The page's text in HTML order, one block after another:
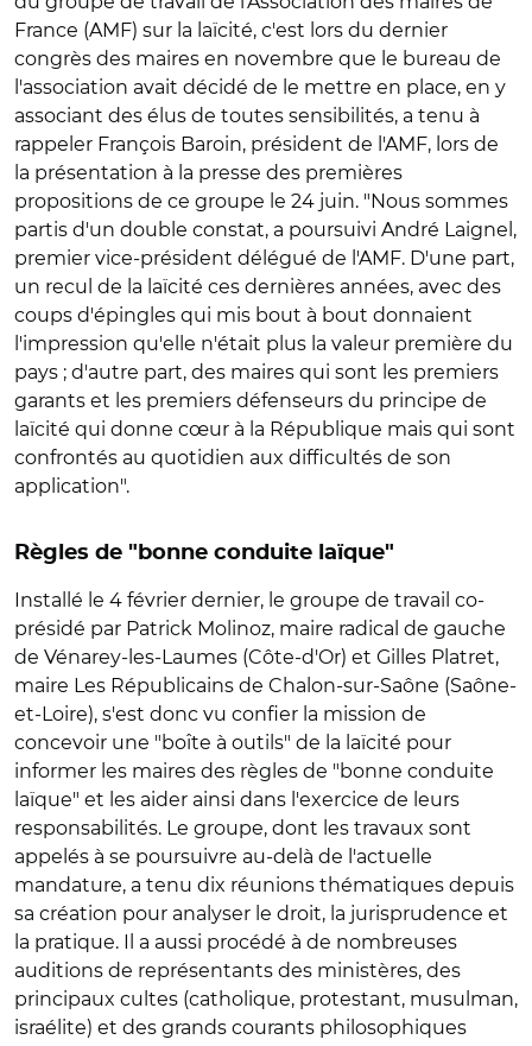
France (AMF) sur la laïcité, c'est lors du dernier
congrès des maires en novembre que le bureau de
l'association avait décidé de le mettre en place, en y
associant des élus de toutes sensibilités, a tenu à
rappeler François Baroin, président de l'AMF, lors de
la présentation à la presse des premières
propositions de ce groupe le 24 juin. "Nous sommes
partis d'un double constat, a poursuivi André Laignel,
premier vice-président délégué de l'AMF. D'une part,
un recul de la laïcité ces dernières années, avec des
coups d'épingles qui mis bout à bout donnaient
l'impression qu'elle n'était plus la valeur première du
pays ; d'autre part, des maires qui sont les premiers
garants et les premiers défenseurs du principe de
laïcité qui donne cœur à la République mais qui sont
confrontés au quotidien aux difficultés de son
application".
Règles de "bonne conduite laïque"
Installé le 4 février dernier, le groupe de travail co-
présidé par Patrick Molinoz, maire radical de gauche
de Vénarey-les-Laumes (Côte-d'Or) et Gilles Platret,
maire Les Républicains de Chalon-sur-Saône (Saône-
et-Loire), s'est donc vu confier la mission de
concevoir une "boîte à outils" de la laïcité pour
informer les maires des règles de "bonne conduite
laïque" et les aider ainsi dans l'exercice de leurs
responsabilités. Le groupe, dont les travaux sont
appelés à se poursuivre au-delà de l'actuelle
mandature, a tenu dix réunions thématiques depuis
sa création pour analyser le droit, la jurisprudence et
la pratique. Il a aussi procédé à de nombreuses
auditions de représentants des ministères, des
principaux cultes (catholique, protestant, musulman,
israélite) et des grands courants philosophiques